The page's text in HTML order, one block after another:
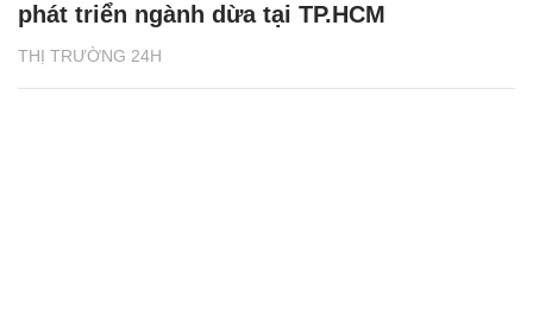
THỊ TRƯỜNG 24H
phát triển ngành dừa tại TP.HCM